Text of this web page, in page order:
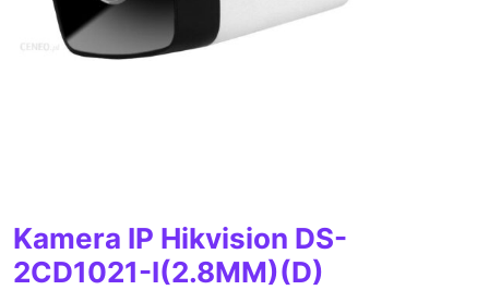
Kamera IP Hikvision DS-
2CD1021-I(2.8MM)(D)